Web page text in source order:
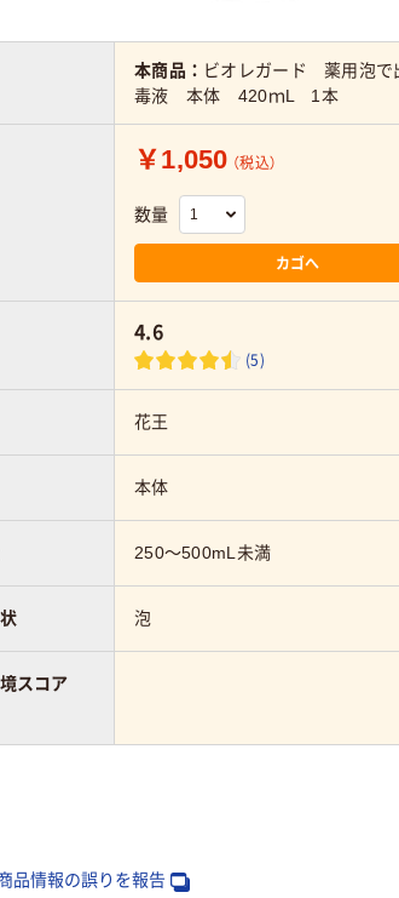
本商品： ビオレガード 薬用泡で
毒液 本体 420ｍL 1本
￥1,050 （税込）
数量
カゴへ
4.6
(5)
花王
本体
250～500mL未満
泡
スコア
品情報の誤りを報告